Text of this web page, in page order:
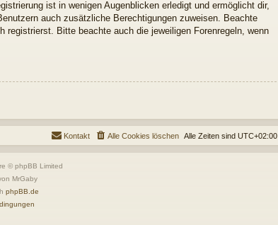
ist in wenigen Augenblicken erledigt und ermöglicht dir,
auch zusätzliche Berechtigungen zuweisen. Beachte
registrierst. Bitte beachte auch die jeweiligen Forenregeln, wenn
Alle Zeiten sind UTC+02:00
Alle Cookies löschen
Kontakt
© phpBB Limited
MrGaby
phpBB.de